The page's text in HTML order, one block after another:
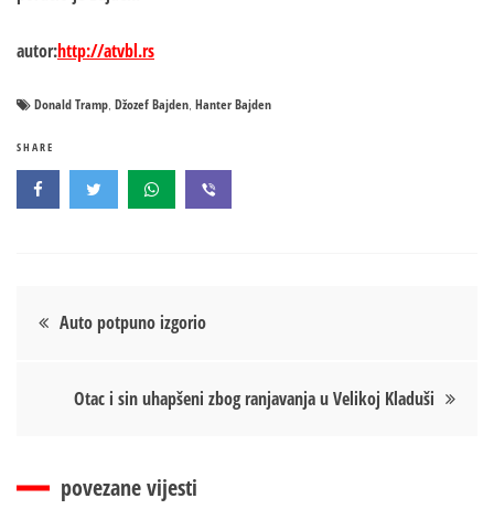
autor:http://atvbl.rs
Donald Tramp, Džozef Bajden, Hanter Bajden
SHARE
Кретање
Auto potpuno izgorio
Otac i sin uhapšeni zbog ranjavanja u Velikoj Kladuši
povezane vijesti